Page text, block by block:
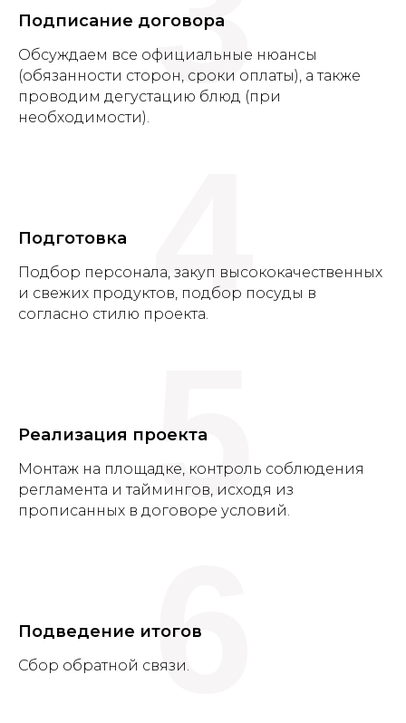
Подписание договора
Обсуждаем все официальные нюансы
(обязанности сторон, сроки оплаты), а также
проводим дегустацию блюд (при
необходимости).
Подготовка
Подбор персонала, закуп высококачественных
и свежих продуктов, подбор посуды в
согласно стилю проекта.
4
Реализация проекта
Монтаж на площадке, контроль соблюдения
регламента и таймингов, исходя из
прописанных в договоре условий.
5
Подведение итогов
Сбор обратной связи.
6